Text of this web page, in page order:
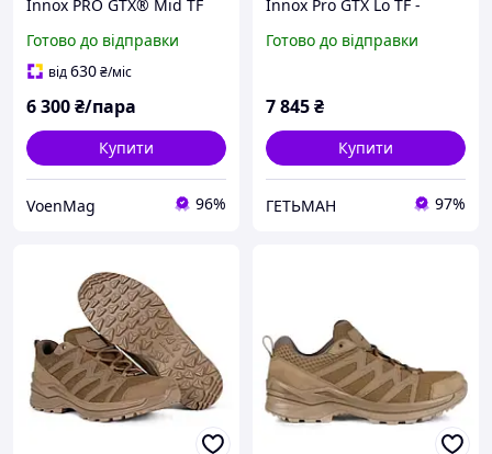
Innox PRO GTX® Mid TF
Готово до відправки
від630₴/міс
6 300₴/пара
Купити
VoenMag 96%
Innox Pro GTX Lo TF -
Готово до відправки
7 845₴
Купити
ГЕТЬМАН 97%